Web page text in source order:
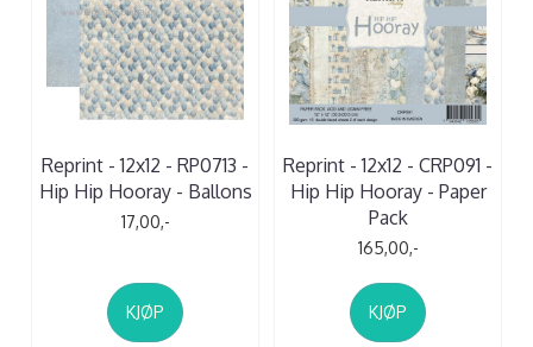
Reprint - 12x12 - RP0713 -
Hip Hip Hooray - Ballons
17,00,-
KJØP
Reprint - 12x12 - CRP091 -
Hip Hip Hooray - Paper
Pack
165,00,-
KJØP